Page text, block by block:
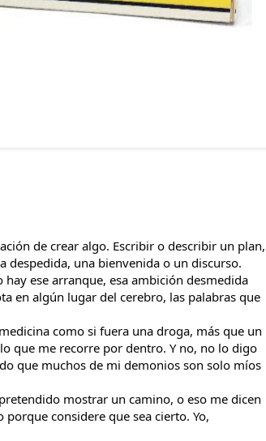
de crear algo. Escribir o describir un plan,
una bienvenida o un discurso.
ese arranque, esa ambición desmedida
en algún lugar del cerebro, las palabras que
como si fuera una droga, más que un
que me recorre por dentro. Y no, no lo digo
que muchos de mi demonios son solo míos
mostrar un camino, o eso me dicen
considere que sea cierto. Yo,